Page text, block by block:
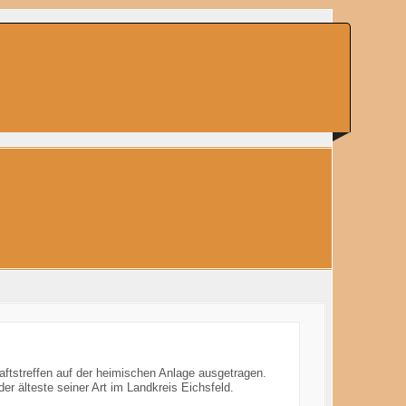
auf der heimischen Anlage ausgetragen.
älteste seiner Art im Landkreis Eichsfeld.